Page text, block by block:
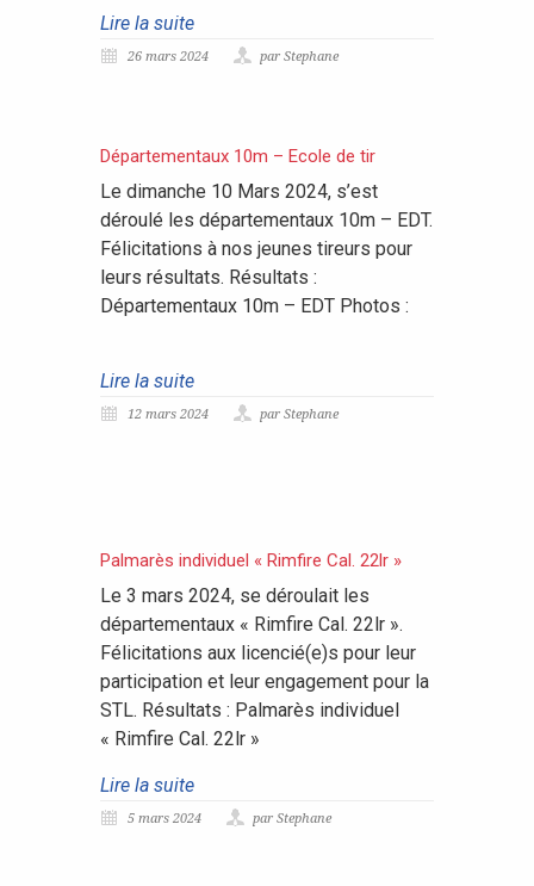
Lire la suite
26 mars 2024 par Stephane
Départementaux 10m – Ecole de tir
Le dimanche 10 Mars 2024, s’est
déroulé les départementaux 10m – EDT.
Félicitations à nos jeunes tireurs pour
leurs résultats. Résultats :
Départementaux 10m – EDT Photos :
Lire la suite
12 mars 2024 par Stephane
Palmarès individuel « Rimfire Cal. 22lr »
Le 3 mars 2024, se déroulait les
départementaux « Rimfire Cal. 22lr ».
Félicitations aux licencié(e)s pour leur
participation et leur engagement pour la
STL. Résultats : Palmarès individuel
« Rimfire Cal. 22lr »
Lire la suite
5 mars 2024 par Stephane